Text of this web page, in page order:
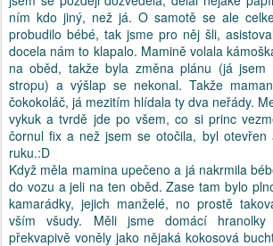
ním kdo jiný, než já. O samotě se ale
probudilo bébé, tak jsme pro něj šli,
docela nám to klapalo. Mamině volala
na oběd, takže byla změna plánu (já jsem
stropu) a výšlap se nekonal. Takže
čokokoláč, já mezitím hlídala ty dva neřády.
vykuk a tvrdě jde po všem, co si princ
čornul fix a než jsem se otočila, byl
ruku.:D
Když měla mamina upečeno a já nakrmila
do vozu a jeli na ten oběd. Zase tam bylo
kamarádky, jejich manželé, no prostě
vším všudy. Měli jsme domácí
překvapivě voněly jako nějaká kokosová